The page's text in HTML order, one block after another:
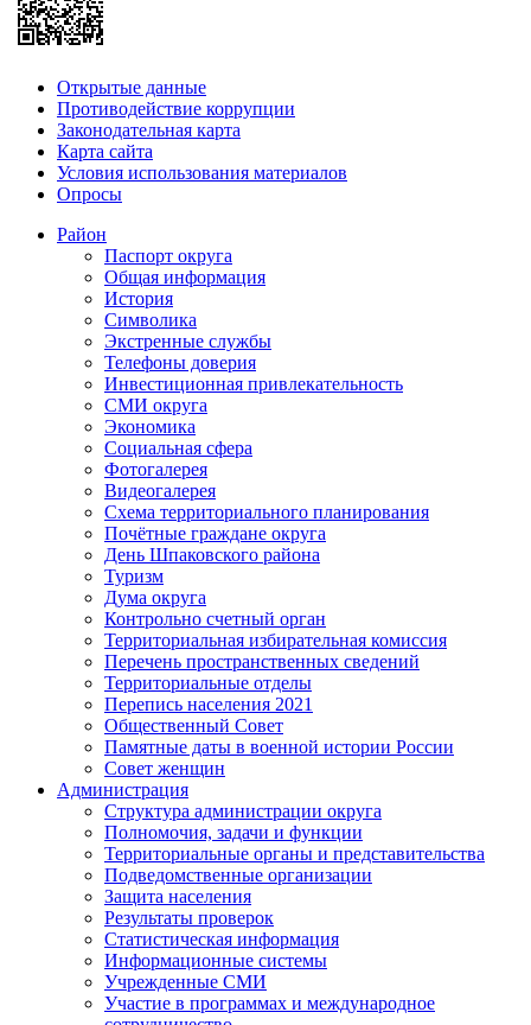
Открытые данные
Противодействие коррупции
Законодательная карта
Карта сайта
Условия использования материалов
Опросы
Район
Паспорт округа
Общая информация
История
Символика
Экстренные службы
Телефоны доверия
Инвестиционная привлекательность
СМИ округа
Экономика
Социальная сфера
Фотогалерея
Видеогалерея
Схема территориального планирования
Почётные граждане округа
День Шпаковского района
Туризм
Дума округа
Контрольно счетный орган
Территориальная избирательная комиссия
Перечень пространственных сведений
Территориальные отделы
Перепись населения 2021
Общественный Совет
Памятные даты в военной истории России
Совет женщин
Администрация
Структура администрации округа
Полномочия, задачи и функции
Территориальные органы и представительства
Подведомственные организации
Защита населения
Результаты проверок
Статистическая информация
Информационные системы
Учрежденные СМИ
Участие в программах и международное